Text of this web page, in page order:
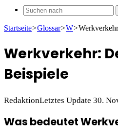
Startseite>Glossar>W>
Werkverkehr:
Beispiele
RedaktionLetztes Update 30.
Was bedeutet